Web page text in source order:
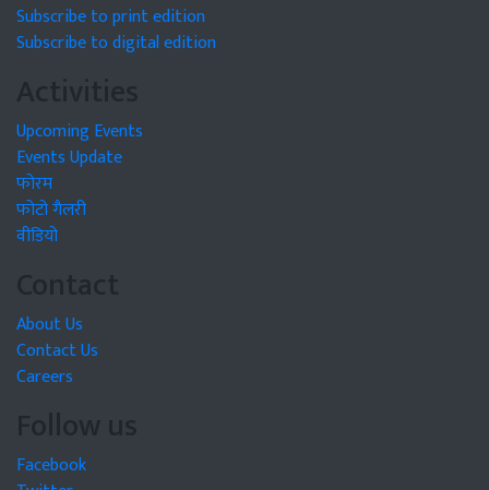
Subscribe to print edition
Subscribe to digital edition
Activities
Upcoming Events
Events Update
फोरम
फोटो गैलरी
वीडियो
Contact
About Us
Contact Us
Careers
Follow us
Facebook